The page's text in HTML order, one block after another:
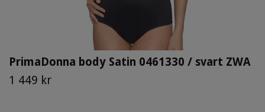
PrimaDonna body Satin 0461330 / svart ZWA
1 449 kr